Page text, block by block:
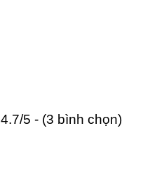
4.7/5 - (3 bình chọn)